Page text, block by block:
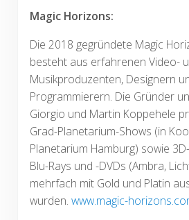
Magic Horizons:
Die 2018 gegründete Magic
besteht aus erfahrenen Video-
Musikproduzenten, Designern
Programmierern. Die Gründer
Giorgio und Martin Koppehele
Grad-Planetarium-Shows (in
Planetarium Hamburg) sowie
Blu-Rays und -DVDs (Ambra,
mehrfach mit Gold und Platin
wurden. www.magic-